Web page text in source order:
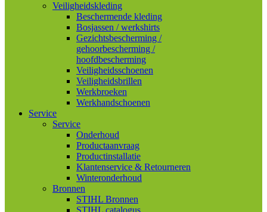
Veiligheidskleding
Beschermende kleding
Bosjassen / werkshirts
Gezichtsbescherming /
gehoorbescherming /
hoofdbescherming
Veiligheidsschoenen
Veiligheidsbrillen
Werkbroeken
Werkhandschoenen
Service
Service
Onderhoud
Productaanvraag
Productinstallatie
Klantenservice & Retourneren
Winteronderhoud
Bronnen
STIHL Bronnen
STIHL catalogus